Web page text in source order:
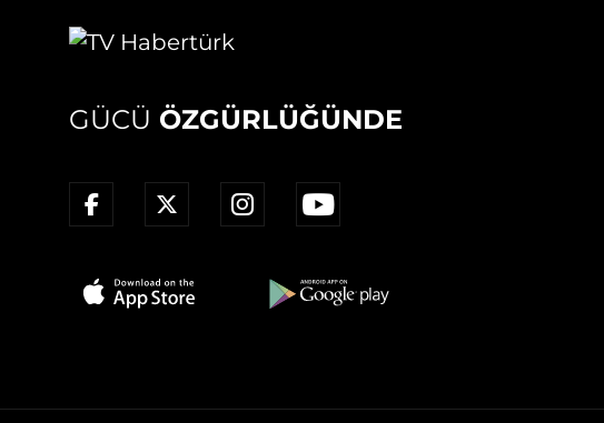
GÜCÜ ÖZGÜRLÜĞÜNDE